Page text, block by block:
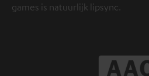
games is natuurlijk lipsync.